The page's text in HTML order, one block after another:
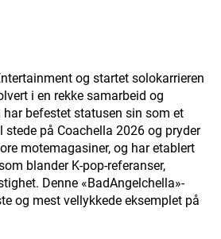
og startet solokarrieren
i en rekke samarbeid og
har befestet statusen sin som et
på Coachella 2026 og pryder
motemagasiner, og har etablert
blander K-pop-referanser,
Denne «BadAngelchella»-
og mest vellykkede eksemplet på